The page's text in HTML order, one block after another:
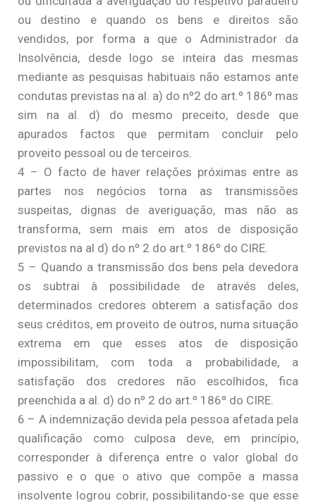
ou destino e quando os bens e direitos são
vendidos, por forma a que o Administrador da
Insolvência, desde logo se inteira das mesmas
mediante as pesquisas habituais não estamos ante
condutas previstas na al. a) do nº2 do art.º 186º mas
sim na al. d) do mesmo preceito, desde que
apurados factos que permitam concluir pelo
proveito pessoal ou de terceiros.
4 – O facto de haver relações próximas entre as
partes nos negócios torna as transmissões
suspeitas, dignas de averiguação, mas não as
transforma, sem mais em atos de disposição
previstos na al d) do nº 2 do art.º 186º do CIRE.
5 – Quando a transmissão dos bens pela devedora
os subtrai à possibilidade de através deles,
determinados credores obterem a satisfação dos
seus créditos, em proveito de outros, numa situação
extrema em que esses atos de disposição
impossibilitam, com toda a probabilidade, a
satisfação dos credores não escolhidos, fica
preenchida a al. d) do nº 2 do art.º 186º do CIRE.
6 – A indemnização devida pela pessoa afetada pela
qualificação como culposa deve, em princípio,
corresponder à diferença entre o valor global do
passivo e o que o ativo que compõe a massa
insolvente logrou cobrir, possibilitando-se que esse